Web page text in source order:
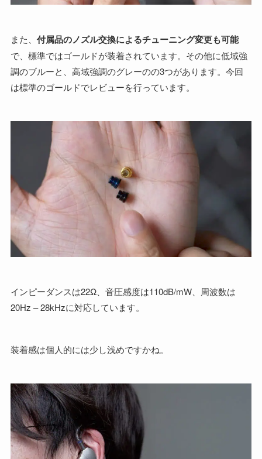
また、 付属品のノズル交換によるチューニング変更も可能
で、標準ではゴールドが装着されています。その他に低域強
調のブルーと、高域強調のグレーのの3つがあります。今回
は標準のゴールドでレビューを行っています。
インピーダンスは22Ω、音圧感度は110dB/mW、周波数は
20Hz – 28kHzに対応しています。
装着感は個人的には少し浅めですかね。